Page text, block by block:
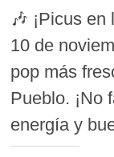
🎶 ¡Picus
10 de
pop más
Pueblo. ¡No
energía y